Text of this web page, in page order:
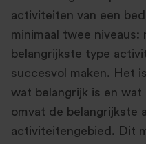
activiteiten van een
minimaal twee
belangrijkste type
succesvol maken. Het
wat belangrijk is en wat
omvat de belangrijkste
activiteitengebied. Dit